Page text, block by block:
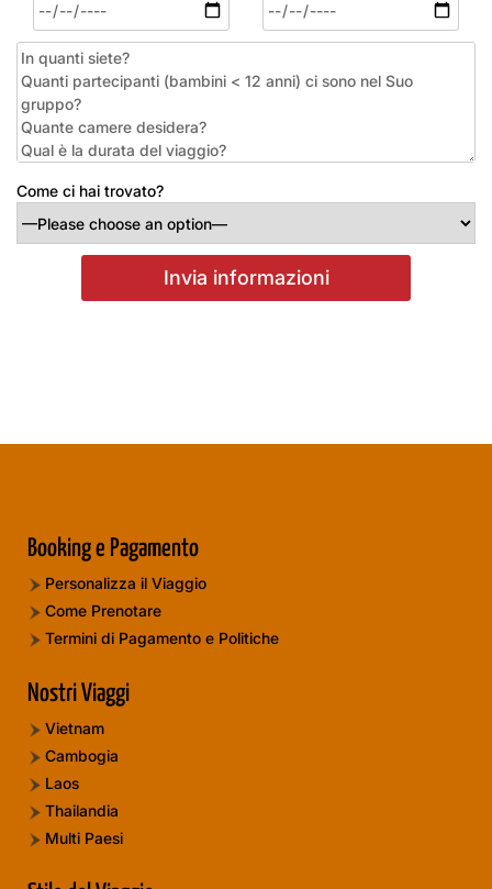
Come ci hai trovato?
Booking e Pagamento
Personalizza il Viaggio
Come Prenotare
Termini di Pagamento e Politiche
Nostri Viaggi
Vietnam
Cambogia
Laos
Thailandia
Multi Paesi